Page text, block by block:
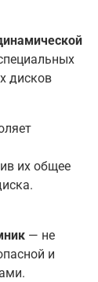
дисков
их общее
.
— не
и
.